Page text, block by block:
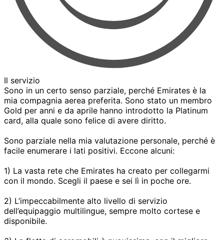
Il servizio
Sono in un certo senso parziale, perché Emirates è la
mia compagnia aerea preferita. Sono stato un membro
Gold per anni e da aprile hanno introdotto la Platinum
card, alla quale sono felice di avere diritto.
Sono parziale nella mia valutazione personale, perché è
facile enumerare i lati positivi. Eccone alcuni:
1) La vasta rete che Emirates ha creato per collegarmi
con il mondo. Scegli il paese e sei lì in poche ore.
2) L’impeccabilmente alto livello di servizio
dell’equipaggio multilingue, sempre molto cortese e
disponibile.